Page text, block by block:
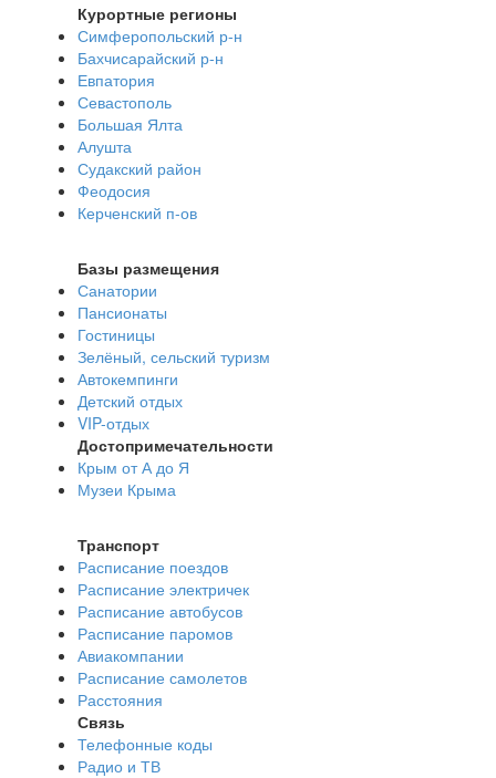
Курортные регионы
Симферопольский р-н
Бахчисарайский р-н
Евпатория
Севастополь
Большая Ялта
Алушта
Судакский район
Феодосия
Керченский п-ов
Базы размещения
Санатории
Пансионаты
Гостиницы
Зелёный, сельский туризм
Автокемпинги
Детский отдых
VIP-отдых
Достопримечательности
Крым от А до Я
Музеи Крыма
Транспорт
Расписание поездов
Расписание электричек
Расписание автобусов
Расписание паромов
Авиакомпании
Расписание самолетов
Расстояния
Связь
Телефонные коды
Радио и ТВ